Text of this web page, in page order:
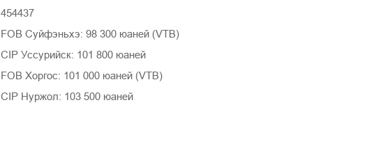
454437
FOB Суйфэньхэ: 98 300 юаней (VTB)
CIP Уссурийск: 101 800 юаней
FOB Хоргос: 101 000 юаней (VTB)
CIP Нуржол: 103 500 юаней